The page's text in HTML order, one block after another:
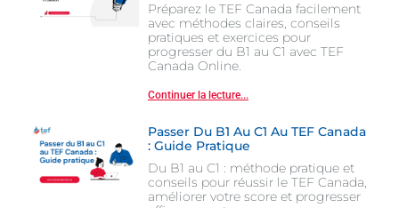
Préparez le TEF Canada facilement
avec méthodes claires, conseils
pratiques et exercices pour
progresser du B1 au C1 avec TEF
Canada Online.
Continuer la lecture...
Passer Du B1 Au C1 Au TEF Canada
: Guide Pratique
Du B1 au C1 : méthode pratique et
conseils pour réussir le TEF Canada,
améliorer votre score et progresser